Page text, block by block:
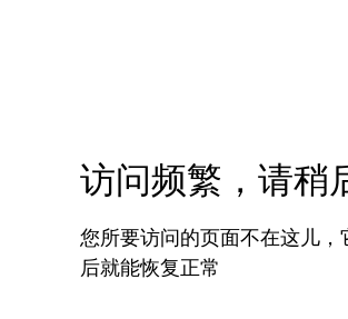
访问频繁，请稍
您所要访问的页面不在这儿
后就能恢复正常